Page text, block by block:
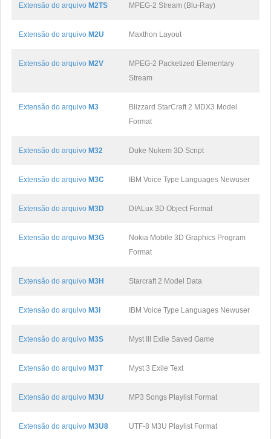
Extensão do arquivo M2TS MPEG-2 Stream (Blu-Ray)
Extensão do arquivo M2U Maxthon Layout
Extensão do arquivo M2V
MPEG-2 Packetized Elementary
Stream
Extensão do arquivo M3
Blizzard StarCraft 2 MDX3 Model
Format
Extensão do arquivo M32 Duke Nukem 3D Script
Extensão do arquivo M3C IBM Voice Type Languages Newuser
Extensão do arquivo M3D DIALux 3D Object Format
Extensão do arquivo M3G
Nokia Mobile 3D Graphics Program
Format
Extensão do arquivo M3H Starcraft 2 Model Data
Extensão do arquivo M3I IBM Voice Type Languages Newuser
Extensão do arquivo M3S Myst III Exile Saved Game
Extensão do arquivo M3T Myst 3 Exile Text
Extensão do arquivo M3U MP3 Songs Playlist Format
Extensão do arquivo M3U8 UTF-8 M3U Playlist Format